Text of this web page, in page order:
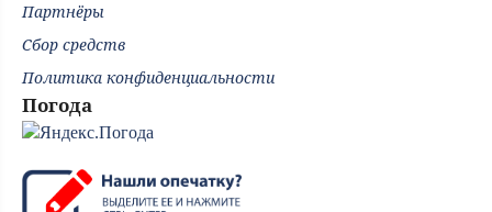
Партнёры
Сбор средств
Политика конфиденциальности
Погода